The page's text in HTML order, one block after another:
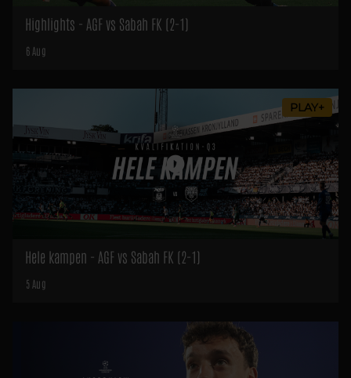
Highlights - AGF vs Sabah FK (2-1)
6 Aug
PLAY+
Hele kampen - AGF vs Sabah FK (2-1)
5 Aug